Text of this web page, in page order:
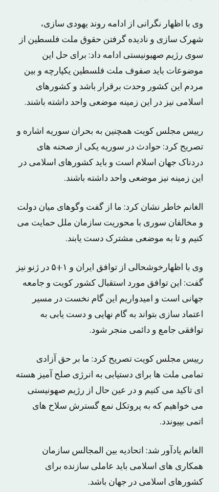
وی با اظهار نگرانی از ادامه روند یهودی سازی،
شهرک سازی و نادیده گرفتن حقوق ملت فلسطین از
سوی رژیم صهیونیستی ادامه داد: برای حل این
موضوعات باید صفوف ملت فلسطین یکپارچه و بین
مردم این کشور وحدت برقرار باشد و کشورهای
اسلامی نیز در این زمینه موضعی واحد داشته باشند.
رییس مجلس کویت همچنین به بحران سوریه اشاره و
تصریح کرد: حوادث در سوریه یکی از صحنه های
دردناک جهان اسلام است و باید کشورهای اسلامی در
این زمینه نیز موضعی واحد داشته باشند.
الغانم خاطر نشان کرد: ما از گفت وگوهای میان دولت
و مخالفان سوری با محوریت سازمان ملل حمایت می
کنیم و تا به موضعی مشترک دست یابند.
وی با اظهارخوشحالی از توافق ایران و ۱+۵ در ژنو نیز
گفت: این توافق مورد استقبال کشور کویت و جامعه
جهانی است و امیدواریم این گام نخست در مسیر
اعتماد سازی بتواند به گام نهایی و دست یابی به
توافقی جامع و دائمی منجر شود.
رییس مجلس کویت تصریح کرد: ما بر حق آزادی
تمامی ملت ها برای دستیابی به انرژی صلح آمیز هسته
ای تاکید می کنیم و در عین حال از رژیم صهونیستی
می خواهیم که به پروتکل نمع گسترش سلاح های
اتمی بپیوندد.
الغانم یادآور شد: اتحادیه بین المجالس سازمان
همکاری های اسلامی باید عاملی سازنده برای
کشورهای اسلامی در جهان باشد.